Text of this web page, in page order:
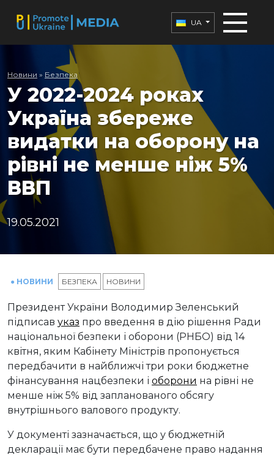
UA
Новини » Безпека
У 2022-2024 роках
Україна збереже
видатки на оборону на
рівні не менше ніж 5%
ВВП
19.05.2021
● НОВИНИ БЕЗПЕКА НОВИНИ
Президент України Володимир Зеленський
підписав указ про введення в дію рішення Ради
національної безпеки і оборони (РНБО) від 14
квітня, яким Кабінету Міністрів пропонується
передбачити в найближчі три роки бюджетне
фінансування нацбезпеки і оборони на рівні не
менше ніж 5% від запланованого обсягу
внутрішнього валового продукту.
У документі зазначається, що у бюджетній
декларації має бути передбачене право надання